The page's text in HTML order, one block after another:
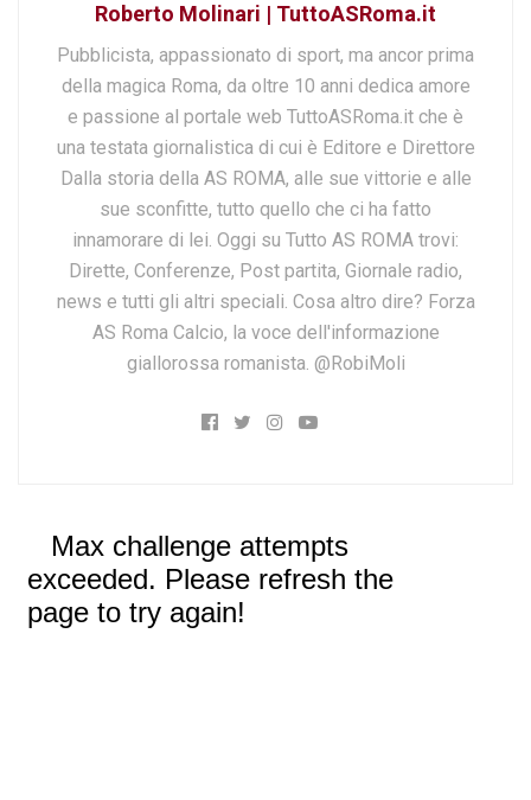
Roberto Molinari | TuttoASRoma.it
Pubblicista, appassionato di sport, ma ancor prima
della magica Roma, da oltre 10 anni dedica amore
e passione al portale web TuttoASRoma.it che è
una testata giornalistica di cui è Editore e Direttore
Dalla storia della AS ROMA, alle sue vittorie e alle
sue sconfitte, tutto quello che ci ha fatto
innamorare di lei. Oggi su Tutto AS ROMA trovi:
Dirette, Conferenze, Post partita, Giornale radio,
news e tutti gli altri speciali. Cosa altro dire? Forza
AS Roma Calcio, la voce dell'informazione
giallorossa romanista. @RobiMoli